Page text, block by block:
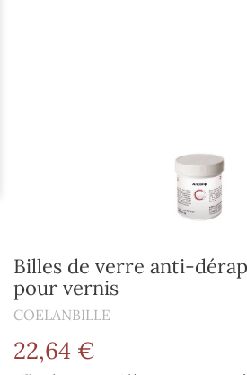
Billes de verre anti-
pour vernis
COELANBILLE
22,64 €